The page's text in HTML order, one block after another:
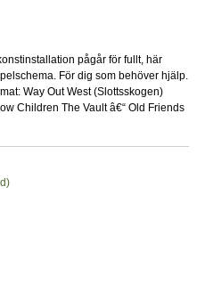
pågår för fullt, här
För dig som behöver hjälp.
Way Out West (Slottsskogen)
Children The Vault â€“ Old Friends